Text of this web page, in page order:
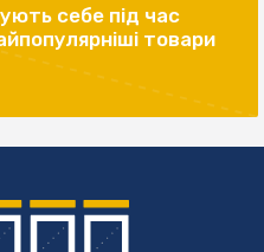
себе під час
товари